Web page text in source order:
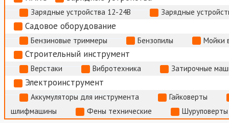
Зарядные устройства 12-24В Зарядные
Садовое оборудование
Бензиновые триммеры Бензопилы Мойки
Строительный инструмент
Верстаки Вибротехника Затирочные
Электроинструмент
Аккумуляторы для инструмента
Гайковерты
шлифмашины
Фены технические